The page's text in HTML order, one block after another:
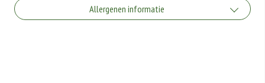
Allergenen informatie